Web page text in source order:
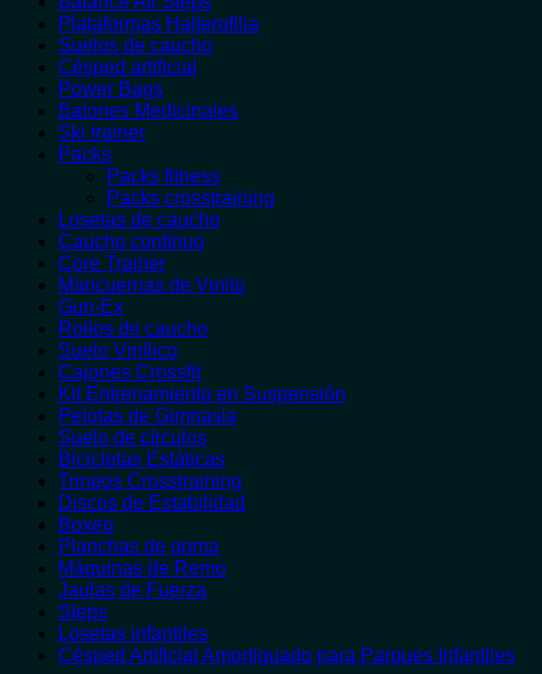
Plataformas Halterofilia
Suelos de caucho
Césped artificial
Power Bags
Balones Medicinales
Ski trainer
Packs
Packs fitness
Packs crosstraining
Losetas de caucho
Caucho contínuo
Core Trainer
Mancuernas de Vinilo
Gun-Ex
Rollos de caucho
Suelo Vinílico
Cajones Crossfit
Kit Entrenamiento en Suspensión
Pelotas de Gimnasia
Suelo de círculos
Bicicletas Estáticas
Trineos Crosstraining
Discos de Estabilidad
Boxeo
Planchas de goma
Máquinas de Remo
Jaulas de Fuerza
Steps
Losetas infantiles
Césped Artificial Amortiguado para Parques Infantiles